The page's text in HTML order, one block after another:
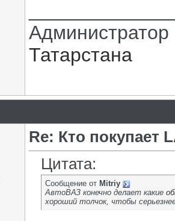
Татарстана
Re: Кто покупает
Цитата:
Сообщение от Mitriy
АвтоВАЗ конечно делает какие
хороший толчок, чтобы